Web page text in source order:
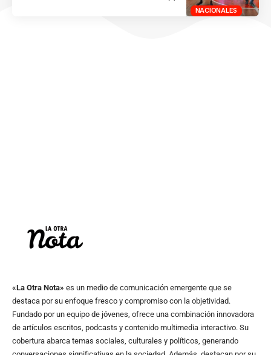
NACIONALES
«La Otra Nota» es un medio de comunicación emergente que se
destaca por su enfoque fresco y compromiso con la objetividad.
Fundado por un equipo de jóvenes, ofrece una combinación innovadora
de artículos escritos, podcasts y contenido multimedia interactivo. Su
cobertura abarca temas sociales, culturales y políticos, generando